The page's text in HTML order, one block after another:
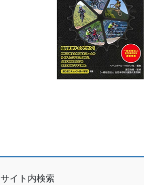
サイト内検索